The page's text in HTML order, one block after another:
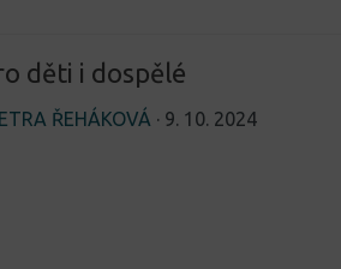
děti i dospělé
ŘEHÁKOVÁ · 9. 10. 2024